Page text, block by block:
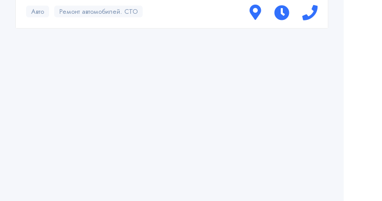
Авто
Ремонт автомобилей. СТО